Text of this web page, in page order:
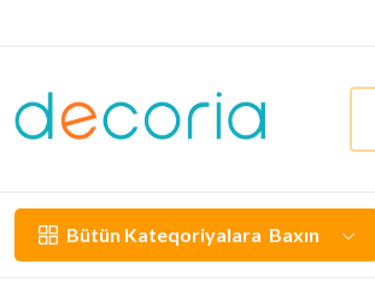
Bütün Kateqoriyalara Baxın